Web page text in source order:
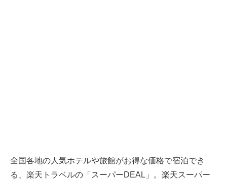
全国各地の人気ホテルや旅館がお得な価格で宿泊でき
る、 楽天トラベルの「スーパーDEAL」。楽天スーパー